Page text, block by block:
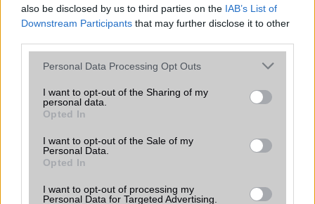
also be disclosed by us to third parties on the IAB’s List of
Downstream Participants that may further disclose it to other
Please note that this website/app uses one or more Google
not limited to your visit or usage behaviour. You may click to
grant or deny consent to Google and its third-party tags to
use your data for below specified purposes in below Google
consent section.
Personal Data Processing Opt Outs
I want to opt-out of the Sharing of my
personal data.
Opted In
I want to opt-out of the Sale of my
Personal Data.
Opted In
I want to opt-out of processing my
Personal Data for Targeted Advertising.
iPhone 18 bemutató dátum - ekkor
rántja le a leplet az Apple az új
csúcsmobilokról
2026.06.29
| Phone Arena
A szeptemberi eseményen az iPhone 18 Pro modellek
mellett a régóta pletykált hajlítható iPhone Ultra is
bemutatkozhat, miközben az áremelésekről szóló
találgatások továbbra is beárnyékolják a rajtot.
Az Android rejtett automatizmusai: hat
funkció, amely észrevétlenül könnyíti
2026.06.14| Android Police